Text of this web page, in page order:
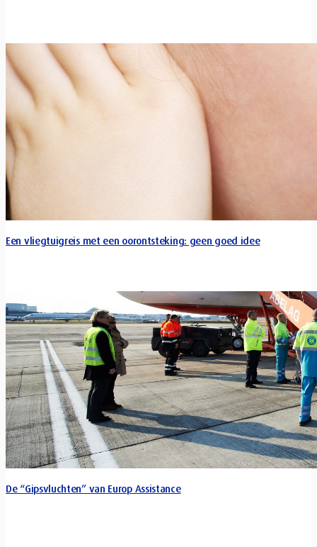
Een vliegtuigreis met een oorontsteking: geen goed idee
De “Gipsvluchten” van Europ Assistance